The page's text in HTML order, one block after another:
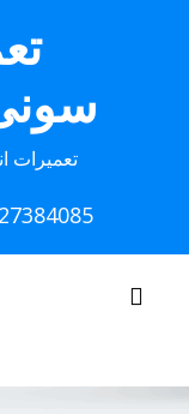
تعمیرات
navigation